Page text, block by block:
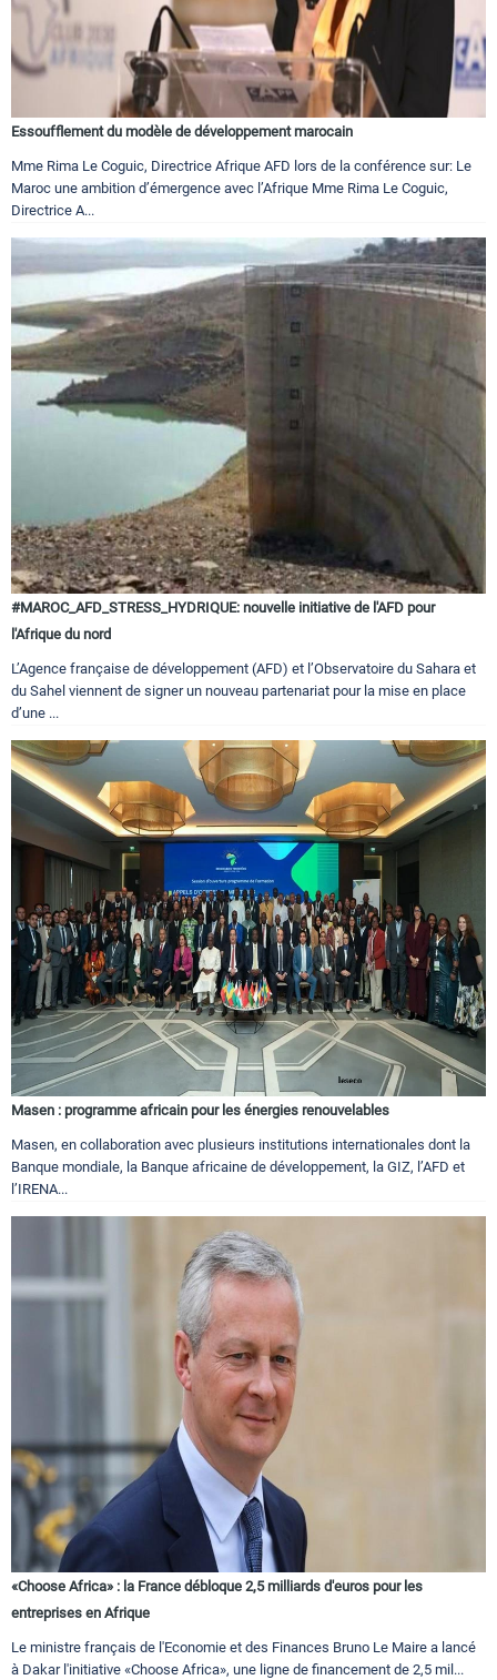
Essoufflement du modèle de développement marocain
Mme Rima Le Coguic, Directrice Afrique AFD lors de la conférence sur: Le
Maroc une ambition d’émergence avec l’Afrique Mme Rima Le Coguic,
Directrice A...
#MAROC_AFD_STRESS_HYDRIQUE: nouvelle initiative de l'AFD pour
l'Afrique du nord
L’Agence française de développement (AFD) et l’Observatoire du Sahara et
du Sahel viennent de signer un nouveau partenariat pour la mise en place
d’une ...
Masen : programme africain pour les énergies renouvelables
Masen, en collaboration avec plusieurs institutions internationales dont la
Banque mondiale, la Banque africaine de développement, la GIZ, l’AFD et
l’IRENA...
«Choose Africa» : la France débloque 2,5 milliards d'euros pour les
entreprises en Afrique
Le ministre français de l'Economie et des Finances Bruno Le Maire a lancé
à Dakar l'initiative «Choose Africa», une ligne de financement de 2,5 mil...